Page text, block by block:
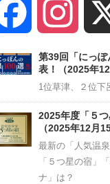
Facebook
第39回「にっ
表！（2025年
1位草津、２位下
2025年度「５つ
（2025年12月
最新の「人気温
「５つ星の宿」
ナ」は？